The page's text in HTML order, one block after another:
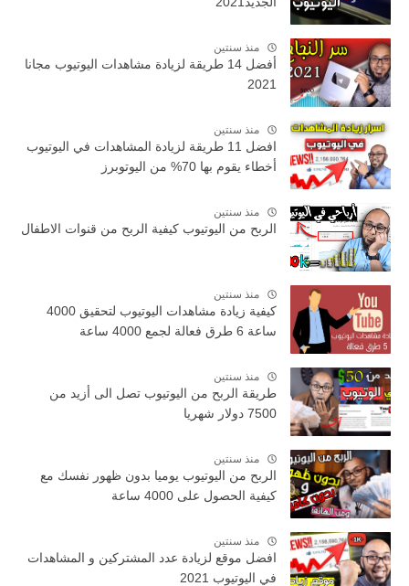
منذ سنتين
أفضل 14 طريقة لزيادة مشاهدات اليوتيوب مجانا
2021
منذ سنتين
افضل 11 طريقة لزيادة المشاهدات في اليوتيوب
أخطاء يقوم بها 70% من اليوتوبرز️
منذ سنتين
الربح من اليوتيوب كيفية الربح من قنوات الاطفال
منذ سنتين
كيفية زيادة مشاهدات اليوتيوب لتحقيق 4000
ساعة 6 طرق فعالة لجمع 4000 ساعة
منذ سنتين
طريقة الربح من اليوتيوب تصل الى أزيد من
7500 دولار شهريا
منذ سنتين
الربح من اليوتيوب يوميا بدون ظهور نفسك مع
كيفية الحصول على 4000 ساعة
منذ سنتين
افضل موقع لزيادة عدد المشتركين و المشاهدات
في اليوتيوب 2021